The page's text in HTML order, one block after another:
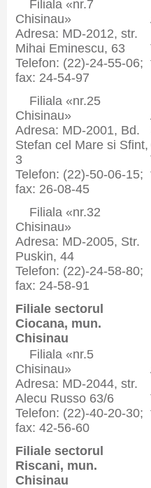
Filiala «nr.7
Chisinau»
Adresa: MD-2012, str.
Mihai Eminescu, 63
Telefon: (22)-24-55-06;
fax: 24-54-97
Filiala «nr.25
Chisinau»
Adresa: MD-2001, Bd.
Stefan cel Mare si Sfint,
3
Telefon: (22)-50-06-15;
fax: 26-08-45
Filiala «nr.32
Chisinau»
Adresa: MD-2005, Str.
Puskin, 44
Telefon: (22)-24-58-80;
fax: 24-58-91
Filiale sectorul
Ciocana, mun.
Chisinau
Filiala «nr.5
Chisinau»
Adresa: MD-2044, str.
Alecu Russo 63/6
Telefon: (22)-40-20-30;
fax: 42-56-60
Filiale sectorul
Riscani, mun.
Chisinau